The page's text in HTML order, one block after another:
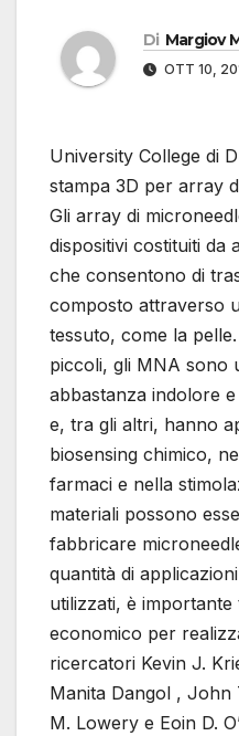
Di Margiov
OTT 10,
University College di
stampa 3D per array
Gli array di
dispositivi costituiti da
che consentono di
composto attraverso
tessuto, come la
piccoli, gli MNA sono
abbastanza indolore
e, tra gli altri, hanno
biosensing chimico,
farmaci e nella
materiali possono
fabbricare
quantità di
utilizzati, è
economico per
ricercatori Kevin J.
Manita Dangol , John
M. Lowery e Eoin D.